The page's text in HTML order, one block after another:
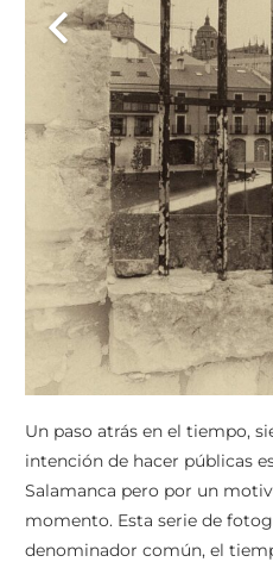
Un paso atrás en el tiempo,
intención de hacer públicas
Salamanca pero por un
momento. Esta serie de
denominador común, el